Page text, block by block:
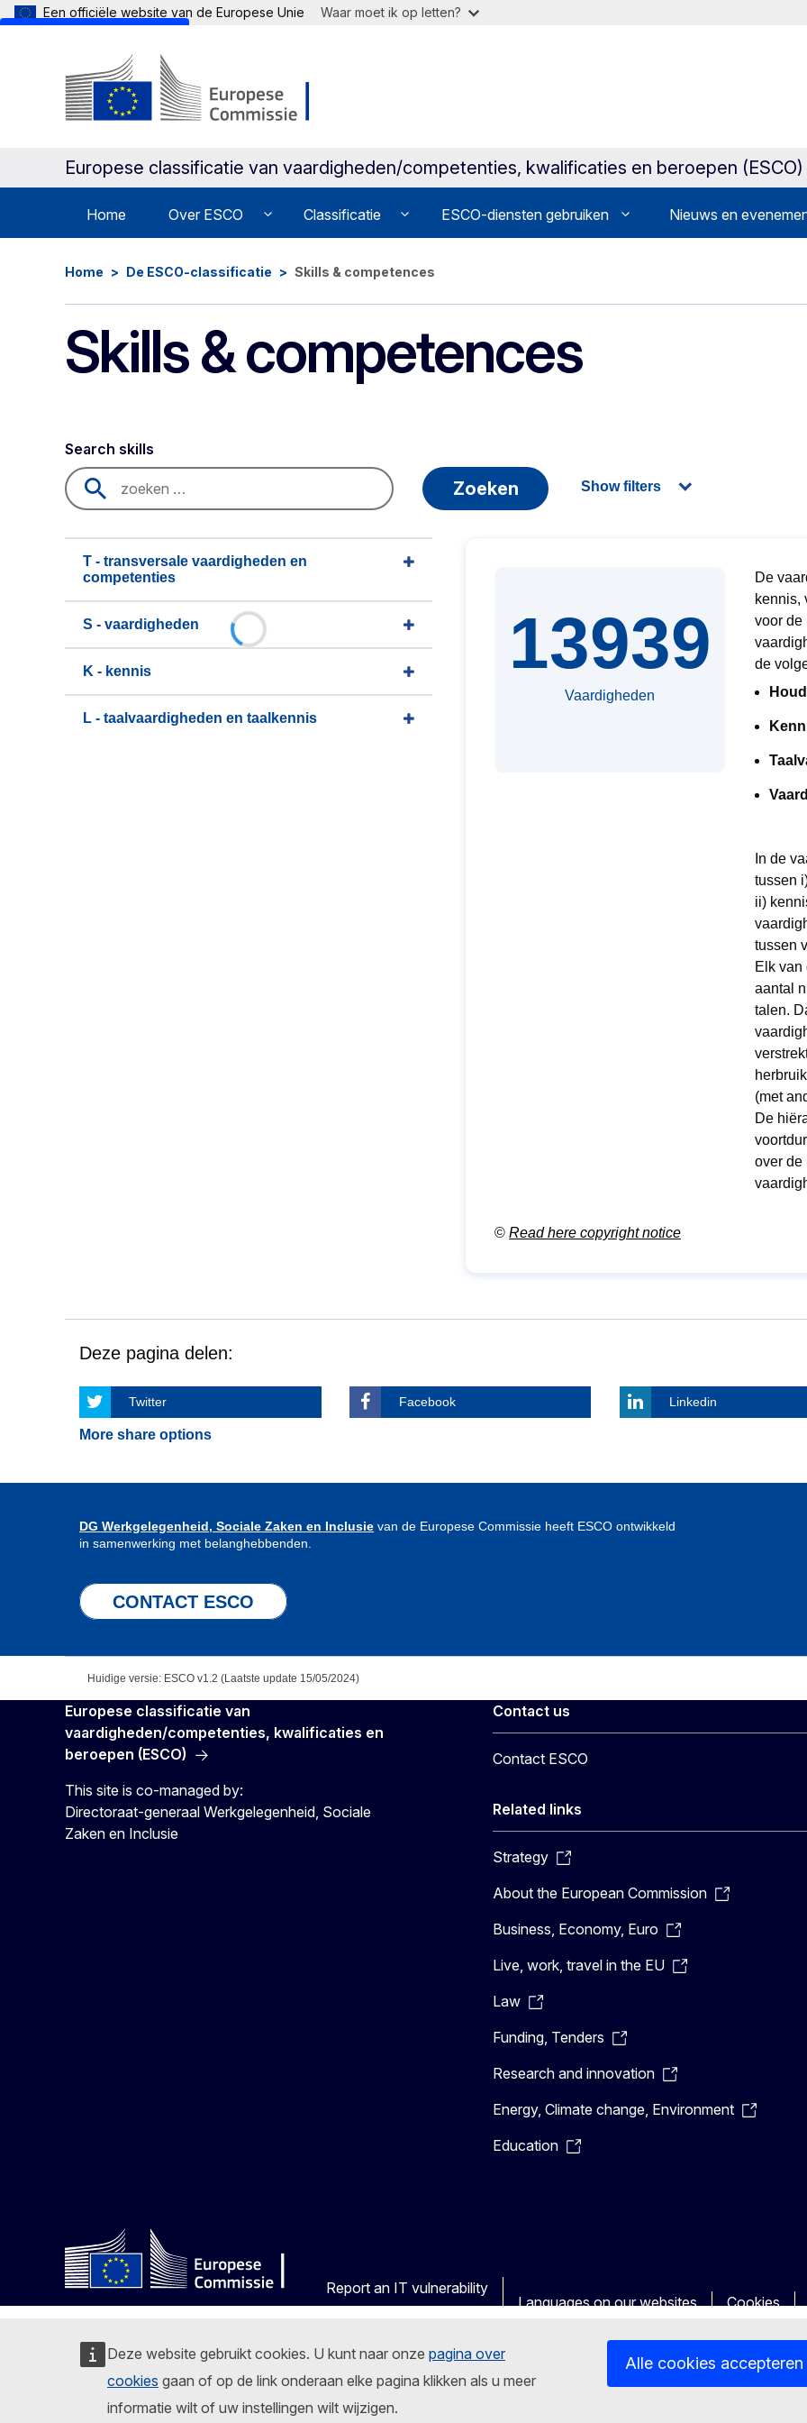
Een officiële website van de Europese Unie Waar moet ik op letten?
Deze website gebruikt cookies. U kunt naar onze pagina over
cookies gaan of op de link onderaan elke pagina klikken als u meer
informatie wilt of uw instellingen wilt wijzigen.
Alle cookies accepteren
Europese classificatie van vaardigheden/competenties, kwalificaties en beroepen (ESCO)
Home Over ESCO Classificatie ESCO-diensten gebruiken Nieuws en
Home De ESCO-classificatie Skills & competences
Skills & competences
Search skills
Zoeken Show filters
T - transversale vaardigheden en
competenties
S - vaardigheden
K - kennis
L - taalvaardigheden en taalkennis
13939
Vaardigheden
De
kennis,
voor de
de
In de
tussen
ii)
tussen
Elk van
aantal
talen.
(met
De
over de
© Read here copyright notice
Deze pagina delen:
Twitter Facebook Linkedin
More share options
DG Werkgelegenheid, Sociale Zaken en Inclusie van de Europese Commissie heeft ESCO ontwikkeld
in samenwerking met belanghebbenden.
CONTACT ESCO
Huidige versie: ESCO v1.2 (Laatste update 15/05/2024)
Europese classificatie van
vaardigheden/competenties, kwalificaties en
beroepen (ESCO)
This site is co-managed by:
Directoraat-generaal Werkgelegenheid, Sociale
Zaken en Inclusie
Contact us
Contact ESCO
Related links
Strategy
About the European Commission
Business, Economy, Euro
Live, work, travel in the EU
Law
Funding, Tenders
Research and innovation
Energy, Climate change, Environment
Education
Report an IT vulnerability
Languages on our websites
Cookies